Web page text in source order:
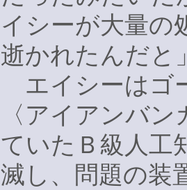
イシーが大量の
逝かれたんだと
エイシーはゴ
〈アイアンバ
ていたＢ級人工
滅し、問題の装